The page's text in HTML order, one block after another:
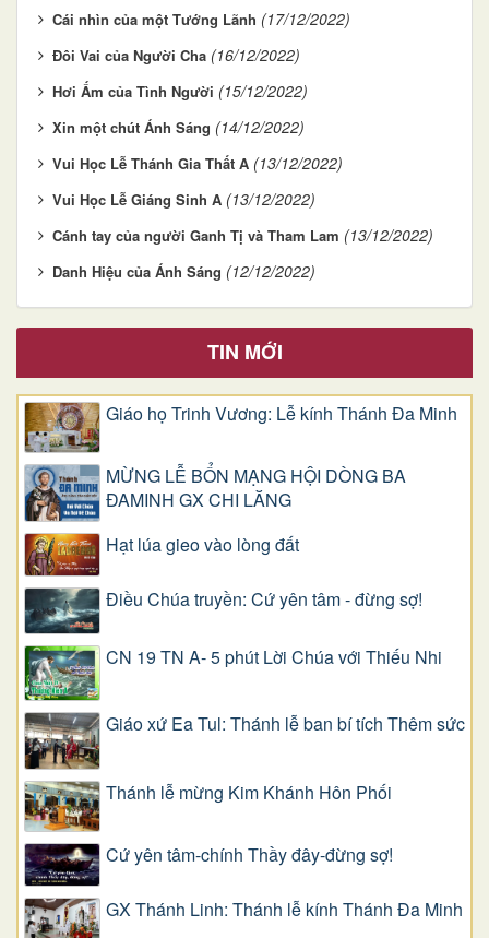
Cái nhìn của một Tướng Lãnh (17/12/2022)
Ðôi Vai của Người Cha (16/12/2022)
Hơi Ấm của Tình Người (15/12/2022)
Xin một chút Ánh Sáng (14/12/2022)
Vui Học Lễ Thánh Gia Thất A (13/12/2022)
Vui Học Lễ Giáng Sinh A (13/12/2022)
Cánh tay của người Ganh Tị và Tham Lam (13/12/2022)
Danh Hiệu của Ánh Sáng (12/12/2022)
TIN MỚI
Giáo họ Trinh Vương: Lễ kính Thánh Đa Minh
MỪNG LỄ BỔN MẠNG HỘI DÒNG BA
ĐAMINH GX CHI LĂNG
Hạt lúa gieo vào lòng đất
Điều Chúa truyền: Cứ yên tâm - đừng sợ!
CN 19 TN A- 5 phút Lời Chúa với Thiếu Nhi
Giáo xứ Ea Tul: Thánh lễ ban bí tích Thêm sức
Thánh lễ mừng Kim Khánh Hôn Phối
Cứ yên tâm-chính Thầy đây-đừng sợ!
GX Thánh Linh: Thánh lễ kính Thánh Đa Minh